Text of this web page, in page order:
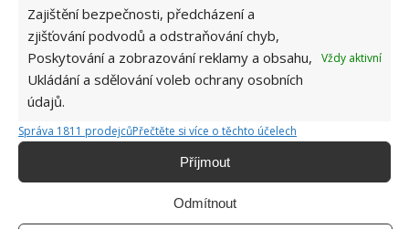
Zajištění bezpečnosti, předcházení a
zjišťování podvodů a odstraňování chyb,
Poskytování a zobrazování reklamy a obsahu,
Ukládání a sdělování voleb ochrany osobních
údajů.
Vždy aktivní
Správa 1811 prodejcůPřečtěte si více o těchto účelech
Příjmout
Odmítnout
SOUVISEJÍCÍ ČLÁNKY
Prostředky, kterými snadno odstraníte veškeré
vodní usazeniny. Instalatéři jsou vzteky bez
sebe